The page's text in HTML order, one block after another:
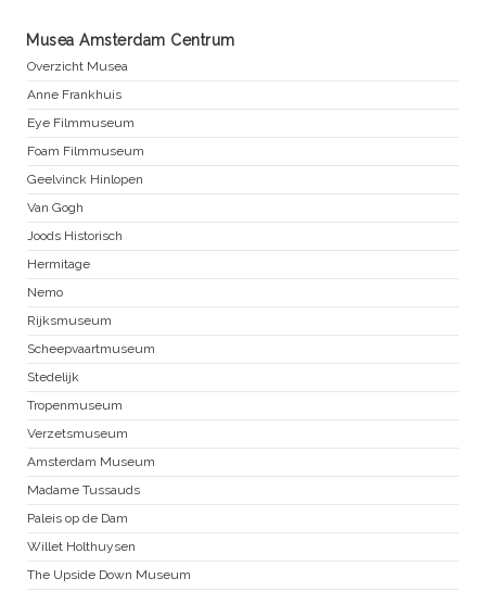
Musea Amsterdam Centrum
Overzicht Musea
Anne Frankhuis
Eye Filmmuseum
Foam Filmmuseum
Geelvinck Hinlopen
Van Gogh
Joods Historisch
Hermitage
Nemo
Rijksmuseum
Scheepvaartmuseum
Stedelijk
Tropenmuseum
Verzetsmuseum
Amsterdam Museum
Madame Tussauds
Paleis op de Dam
Willet Holthuysen
The Upside Down Museum